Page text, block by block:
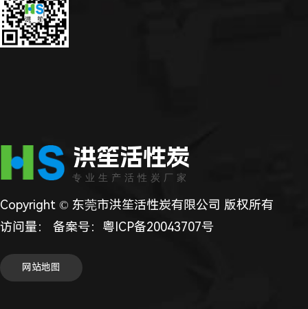
洪笙活性炭
专业生产活性炭厂家
Copyright © 东莞市洪笙活性炭有限公司 版权所有
访问量：
备案号： 粤ICP备20043707号
网站地图